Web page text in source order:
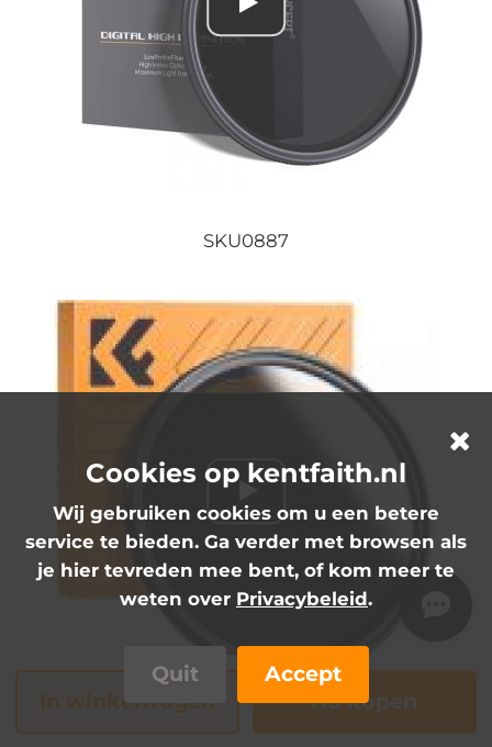
SKU0887
SKU0887
In winkelwagen Nu kopen
Cookies op kentfaith.nl
Wij gebruiken cookies om u een betere
service te bieden. Ga verder met browsen als
je hier tevreden mee bent, of kom meer te
weten over Privacybeleid.
Quit Accept